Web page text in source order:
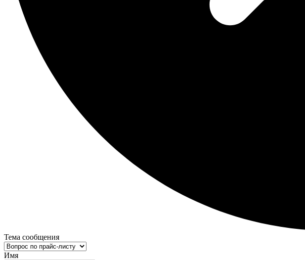
Тема сообщения
Имя